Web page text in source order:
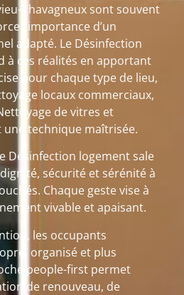
Chavagneux sont souvent
l’importance d’un
adapté. Le Désinfection
à ces réalités en apportant
pour chaque type de lieu,
locaux commerciaux,
de vitres et
technique maîtrisée.
Désinfection logement sale
sécurité et sérénité à
Chaque geste vise à
vivable et apaisant.
les occupants
organisé et plus
people-first permet
de renouveau, de